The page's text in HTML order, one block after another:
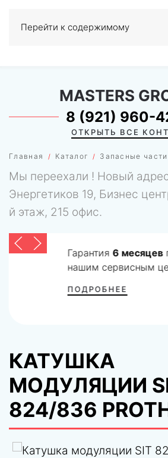
Перейти к содержимому
0
Главная Каталог Запасные
MASTERS
8 (921) 960-
ОТКРЫТЬ ВСЕ
Мы переехали ! Новый
Энергетиков 19, Бизнес
й этаж, 215 офис.
Гарантия 6 месяцев
нашим сервисным
ПОДРОБНЕЕ
КАТУШКА
МОДУЛЯЦИИ
824/836